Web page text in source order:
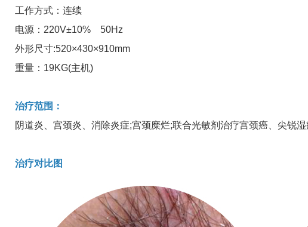
工作方式：连续
电源：220V±10% 50Hz
外形尺寸:520×430×910mm
重量：19KG(主机)
治疗范围：
阴道炎、宫颈炎、消除炎症;宫颈糜烂;联合光敏剂治疗宫颈癌、尖锐湿
治疗对比图